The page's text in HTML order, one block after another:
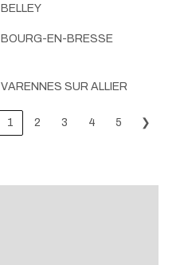
BELLEY
BOURG-EN-BRESSE
VARENNES SUR ALLIER
1 2 3 4 5 ❯